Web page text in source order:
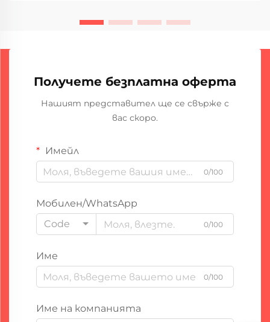
Получете безплатна оферта
Нашият представител ще се свърже с
вас скоро.
Имейл
0/100
Мобилен/WhatsApp
Code
0/100
Име
0/100
Име на компанията